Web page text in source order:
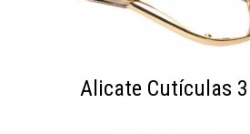
Alicate Cutículas